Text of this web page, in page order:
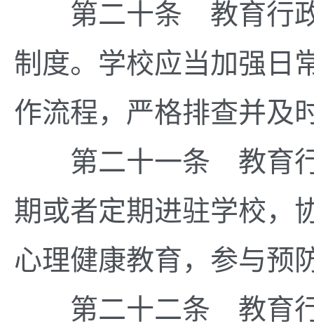
第二十条 教育行政
制度。学校应当加强日
作流程，严格排查并及
第二十一条 教育行
期或者定期进驻学校，
心理健康教育，参与预
第二十二条 教育行